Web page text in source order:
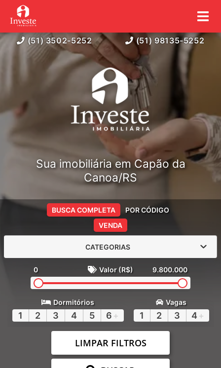
(51) 3502-5252 (51) 98135-5252
Sua imobiliária em Capão da
Canoa/RS
VENDA
BUSCA COMPLETA POR CÓDIGO
CATEGORIAS
0 Valor (R$) 9.800.000
Dormitórios
1 2 3 4 5 6 +
Vagas
1 2 3 4 +
LIMPAR FILTROS